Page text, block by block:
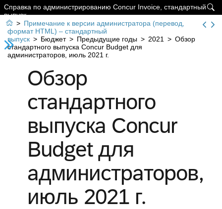

Справка по администрированию Concur Invoice, стандартный
выпуск
 > Примечание к версии администратора (перевод,
формат HTML) – стандартный
выпуск > Бюджет > Предыдущие годы > 2021 > Обзор
стандартного выпуска Concur Budget для
администраторов, июль 2021 г.
Обзор
стандартного
выпуска Concur
Budget для
администраторов,
июль 2021 г.